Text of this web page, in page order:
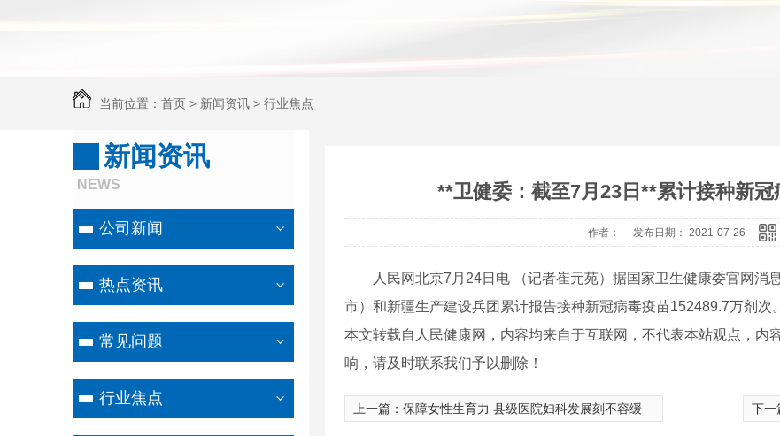
当前位置： 首页 > 新闻资讯 > 行业焦点
新闻资讯
NEWS
公司新闻
热点资讯
常见问题
行业焦点
**卫健委：截至7月23日**累计接种新
作者： 发布日期： 2021-07-26
人民网北京7月24日电 （记者崔元苑）据国家卫生健康委官网
市）和新疆生产建设兵团累计报告接种新冠病毒疫苗152489.7万剂次。
本文转载自人民健康网，内容均来自于互联网，不代表本站观点，内
响，请及时联系我们予以删除！
上一篇： 保障女性生育力 县级医院妇科发展刻不容缓 下一